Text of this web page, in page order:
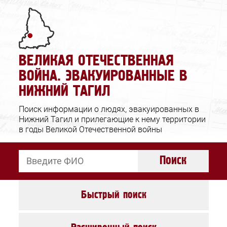
ВЕЛИКАЯ ОТЕЧЕСТВЕННАЯ
ВОЙНА. ЭВАКУИРОВАННЫЕ В
НИЖНИЙ ТАГИЛ
Поиск информации о людях, эвакуированных в
Нижний Тагил и прилегающие к нему территории
в годы Великой Отечественной войны
Поиск
Быстрый поиск
Запрос в архив
Заявка принята
Спасибо за обращение!
Закрыть
Ошибка отправки
Проверьте корректность вводимых
данных и повторите попытку.